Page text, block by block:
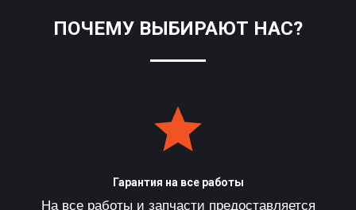
ПОЧЕМУ ВЫБИРАЮТ НАС?
Гарантия на все работы
На все работы и запчасти предоставляется